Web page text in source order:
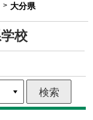
大分県
校